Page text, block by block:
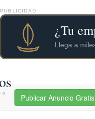
PUBLICIDAD
Publicar Anuncio Gratis